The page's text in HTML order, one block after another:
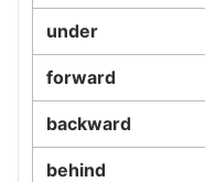
under
forward
backward
behind